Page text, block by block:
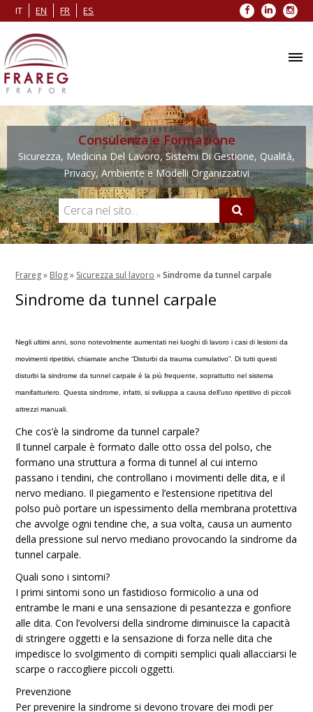
IT EN FR ES Facebook
LinkedIn
Consulenza e Formazione
Sicurezza, Medicina Del Lavoro, Sistemi Di Gestione, Qualità,
Privacy, Ambiente e Modelli Organizzativi
Frareg» Blog» Sicurezza sul lavoro »Sindrome da tunnel carpale
Sindrome da tunnel carpale
Negli ultimi anni, sono notevolmente aumentati nei luoghi di lavoro i casi di lesioni da
movimenti ripetitivi, chiamate anche “Disturbi da trauma cumulativo”. Di tutti questi
disturbi la sindrome da tunnel carpale è la più frequente, soprattutto nel sistema
manifatturiero. Questa sindrome, infatti, si sviluppa a causa dell’uso ripetitivo di piccoli
attrezzi manuali.
Che cos’è la sindrome da tunnel carpale?
Il tunnel carpale è formato dalle otto ossa del polso, che
formano una struttura a forma di tunnel al cui interno
passano i tendini, che controllano i movimenti delle dita, e il
nervo mediano. Il piegamento e l’estensione ripetitiva del
polso può portare un ispessimento della membrana protettiva
che avvolge ogni tendine che, a sua volta, causa un aumento
della pressione sul nervo mediano provocando la sindrome da
tunnel carpale.
Quali sono i sintomi?
I primi sintomi sono un fastidioso formicolio a una od
entrambe le mani e una sensazione di pesantezza e gonfiore
alle dita. Con l’evolversi della sindrome diminuisce la capacità
di stringere oggetti e la sensazione di forza nelle dita che
impedisce lo svolgimento di compiti semplici quali allacciarsi le
scarpe o raccogliere piccoli oggetti.
Prevenzione
Per prevenire la sindrome si devono trovare dei modi per